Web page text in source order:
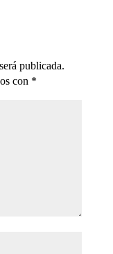
publicada.
con *